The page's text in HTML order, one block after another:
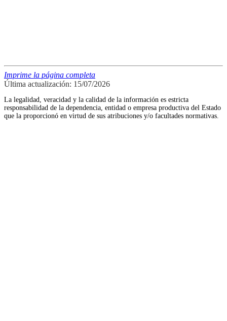
Imprime la página completa
Última actualización: 15/07/2026
La legalidad, veracidad y la calidad de la información es estricta
responsabilidad de la dependencia, entidad o empresa productiva del Estado
que la proporcionó en virtud de sus atribuciones y/o facultades normativas.